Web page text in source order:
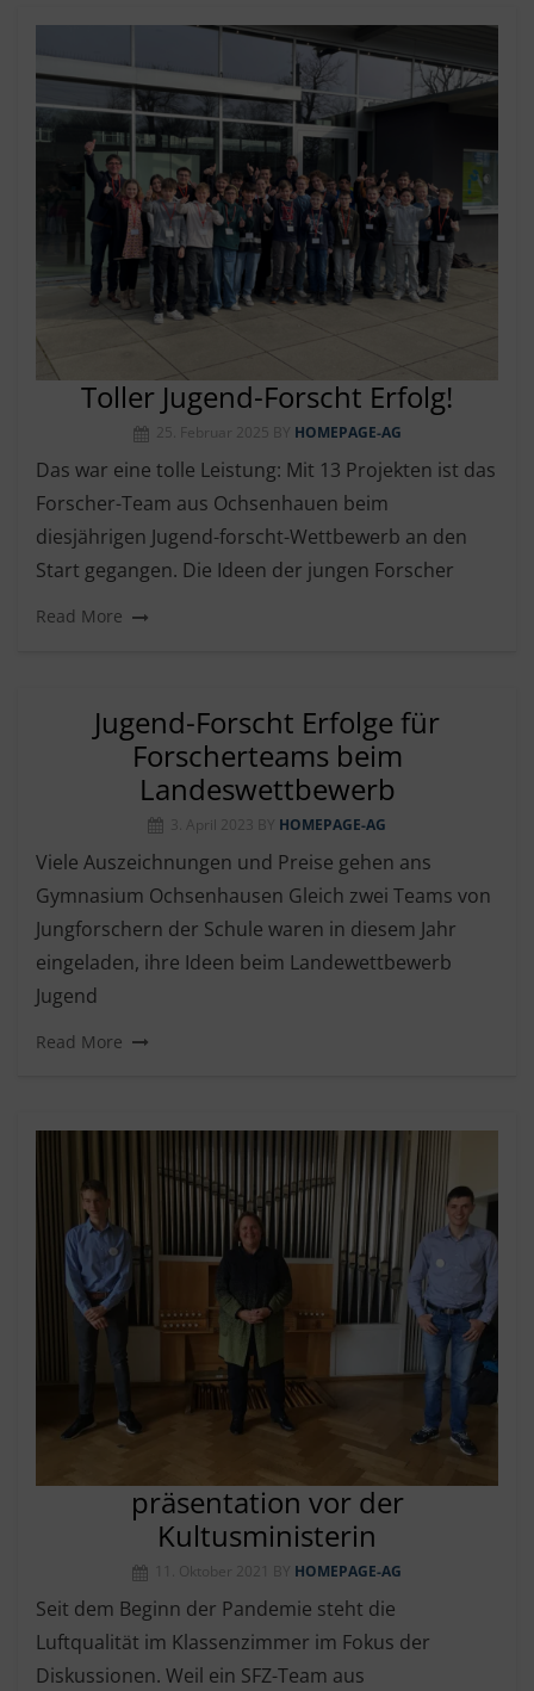
Toller Jugend-Forscht Erfolg!
25. Februar 2025 BY HOMEPAGE-AG
Das war eine tolle Leistung: Mit 13 Projekten ist das
Forscher-Team aus Ochsenhauen beim
diesjährigen Jugend-forscht-Wettbewerb an den
Start gegangen. Die Ideen der jungen Forscher
Read More
Jugend-Forscht Erfolge für
Forscherteams beim
Landeswettbewerb
3. April 2023 BY HOMEPAGE-AG
Viele Auszeichnungen und Preise gehen ans
Gymnasium Ochsenhausen Gleich zwei Teams von
Jungforschern der Schule waren in diesem Jahr
eingeladen, ihre Ideen beim Landewettbewerb
Jugend
Read More
präsentation vor der
Kultusministerin
11. Oktober 2021 BY HOMEPAGE-AG
Seit dem Beginn der Pandemie steht die
Luftqualität im Klassenzimmer im Fokus der
Diskussionen. Weil ein SFZ-Team aus